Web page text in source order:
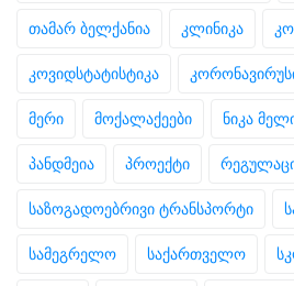
თამარ ბელქანია კლინიკა
კოვიდსტატისტიკა
მერი მოქალაქეები ნიკა
პანდმეია პროექტი
საზოგადოებრივი ტრანსპორტი
სამეგრელო საქართველო